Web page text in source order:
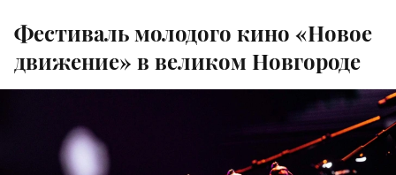
Фестиваль молодого кино «Новое
движение» в великом Новгороде